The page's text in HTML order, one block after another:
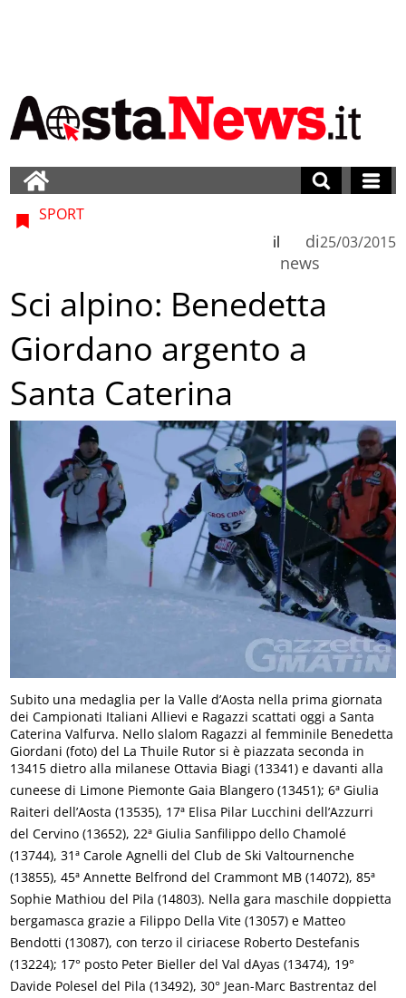
SPORT
di
news
il 25/03/2015
Sci alpino: Benedetta
Giordano argento a
Santa Caterina
Subito una medaglia per la Valle d’Aosta nella prima giornata
dei Campionati Italiani Allievi e Ragazzi scattati oggi a Santa
Caterina Valfurva. Nello slalom Ragazzi al femminile Benedetta
Giordani (foto) del La Thuile Rutor si è piazzata seconda in
13415 dietro alla milanese Ottavia Biagi (13341) e davanti alla
cuneese di Limone Piemonte Gaia Blangero (13451); 6ª Giulia
Raiteri dell’Aosta (13535), 17ª Elisa Pilar Lucchini dell’Azzurri
del Cervino (13652), 22ª Giulia Sanfilippo dello Chamolé
(13744), 31ª Carole Agnelli del Club de Ski Valtournenche
(13855), 45ª Annette Belfrond del Crammont MB (14072), 85ª
Sophie Mathiou del Pila (14803). Nella gara maschile doppietta
bergamasca grazie a Filippo Della Vite (13057) e Matteo
Bendotti (13087), con terzo il ciriacese Roberto Destefanis
(13224); 17° posto Peter Bieller del Val dAyas (13474), 19°
Davide Polesel del Pila (13492), 30° Jean-Marc Bastrentaz del